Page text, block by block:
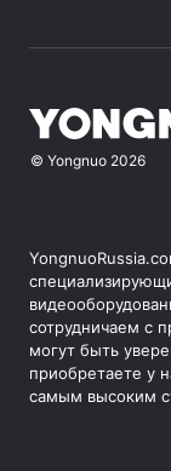
© Yongnuo 2026
сотрудничаем с
могут быть
приобретаете у
самым высоким